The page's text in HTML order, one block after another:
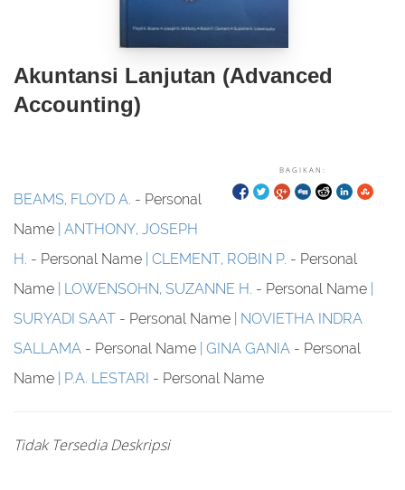
Akuntansi Lanjutan (Advanced
Accounting)
BAGIKAN:
BEAMS, FLOYD A. - Personal
Name ANTHONY, JOSEPH
H. - Personal Name CLEMENT, ROBIN P. - Personal
Name
LOWENSOHN, SUZANNE H. - Personal Name
SURYADI SAAT - Personal Name
NOVIETHA INDRA
SALLAMA - Personal Name GINA GANIA - Personal
Name
P.A. LESTARI - Personal Name
Tidak Tersedia Deskripsi